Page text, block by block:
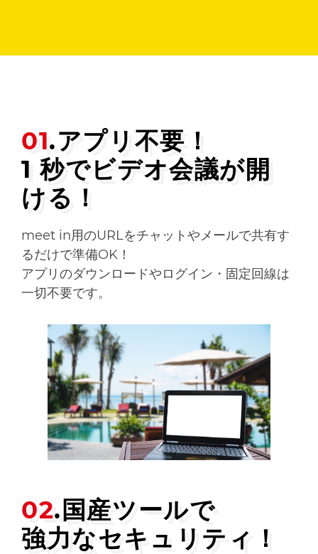
01.アプリ不要！
1 秒でビデオ会議が開
ける！
meet in用のURLをチャットやメールで共有す
るだけで準備OK！
アプリのダウンロードやログイン・固定回線は
一切不要です。
02.国産ツールで
強力なセキュリティ！